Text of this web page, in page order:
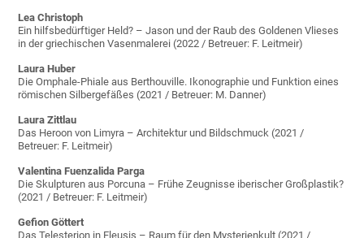
Lea Christoph
Ein hilfsbedürftiger Held? – Jason und der Raub des Goldenen Vlieses
in der griechischen Vasenmalerei (2022 / Betreuer: F. Leitmeir)
Laura Huber
Die Omphale-Phiale aus Berthouville. Ikonographie und Funktion eines
römischen Silbergefäßes (2021 / Betreuer: M. Danner)
Laura Zittlau
Das Heroon von Limyra – Architektur und Bildschmuck (2021 /
Betreuer: F. Leitmeir)
Valentina Fuenzalida Parga
Die Skulpturen aus Porcuna – Frühe Zeugnisse iberischer Großplastik?
(2021 / Betreuer: F. Leitmeir)
Gefion Göttert
Das Telesterion in Eleusis – Raum für den Mysterienkult (2021 /